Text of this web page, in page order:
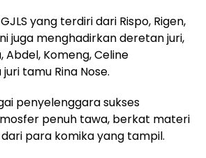
yang terdiri dari Rispo, Rigen,
juga menghadirkan deretan juri,
Abdel, Komeng, Celine
tamu Rina Nose.
penyelenggara sukses
penuh tawa, berkat materi
para komika yang tampil.